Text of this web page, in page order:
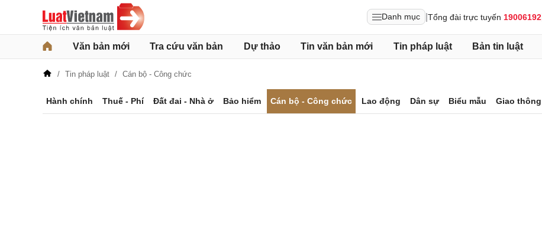
Danh mục Tổng đài trực tuyến 19006192
Văn bản mới Tra cứu văn bản Dự thảo Tin văn bản mới Tin pháp luật Bản tin luật
Tin pháp luật Cán bộ - Công chức
Hành chính Thuế - Phí Đất đai - Nhà ở Bảo hiểm Cán bộ - Công chức Lao động Dân sự Biểu mẫu Giao thông